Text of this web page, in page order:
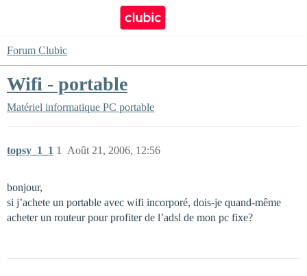
Forum Clubic
Wifi - portable
Matériel informatique PC portable
topsy_1_1 Août 21, 2006, 12:56
1
bonjour,
si j’achete un portable avec wifi incorporé, dois-je quand-même
acheter un routeur pour profiter de l’adsl de mon pc fixe?